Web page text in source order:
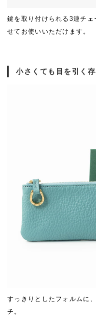
鍵を取り付けられる3連チ
せてお使いいただけます。
小さくても目を引く
すっきりとしたフォルムに
チ。